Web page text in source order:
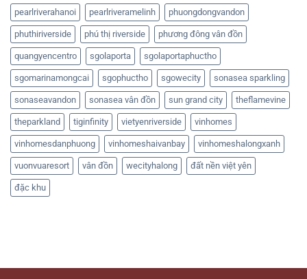
pearlriverahanoi pearlriveramelinh phuongdongvandon
phuthiriverside phú thị riverside phương đông vân đồn
quangyencentro sgolaporta sgolaportaphuctho
sgomarinamongcai sgophuctho sgowecity sonasea sparkling
sonaseavandon sonasea vân đồn sun grand city theflamevine
theparkland tiginfinity vietyenriverside vinhomes
vinhomesdanphuong vinhomeshaivanbay vinhomeshalongxanh
vuonvuaresort vân đồn wecityhalong đất nền việt yên
đặc khu